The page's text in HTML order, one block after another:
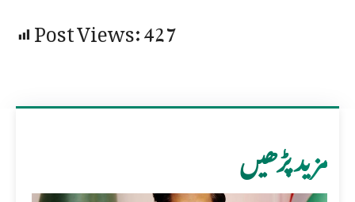
Post Views:427
مزید پڑھیں